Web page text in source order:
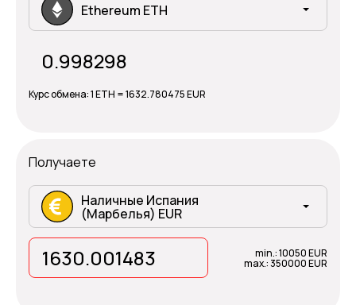
Ethereum ETH
Курс обмена:1 ETH = 1632.780475 EUR
Получаете
Наличные Испания
(Марбелья) EUR
min.: 10050 EUR
max.: 350000 EUR